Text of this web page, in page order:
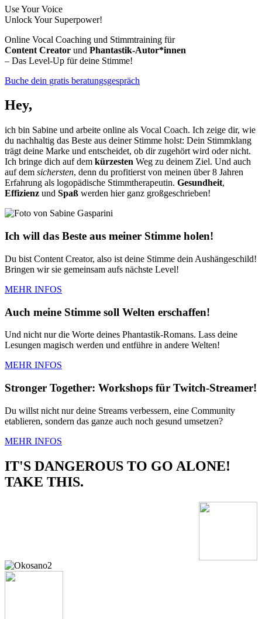
Use Your Voice
Unlock Your Superpower!
Online Vocal Coaching und Stimmtraining für
Content Creator und Phantastik-Autor*innen
– Das Level-Up für deine Stimme!
Buche dein gratis beratungsgespräch
Hey,
ich bin Sabine und arbeite online als Vocal Coach. Ich zeige dir, wie
du nachhaltig das Beste aus deiner Stimme holst: Dein Stimmklang
trägt deine Marke und entscheidet, ob dir zugehört wird oder nicht.
Ich bringe dich auf dem kürzesten Weg zu deinem Ziel. Und auch
auf dem sichersten, denn du profitierst von meinen über 8 Jahren
Erfahrung als logopädische Stimmtherapeutin. Gesundheit,
Effizienz und Spaß werden hier ganz großgeschrieben!
Ich will das Beste aus meiner Stimme holen!
Du bist Content Creator, also ist deine Stimme dein Aushängeschild!
Bringen wir sie gemeinsam aufs nächste Level!
MEHR INFOS
Auch meine Stimme soll Welten erschaffen!
Und nicht nur die Worte deines Phantastik-Romans. Lass deine
Lesungen magisch werden und entführe in andere Welten!
MEHR INFOS
Stronger Together: Workshops für Twitch-Streamer!
Du willst nicht nur deine Streams verbessern, eine Community
etablieren, sondern das ganze auch noch gesund umsetzen?
MEHR INFOS
IT'S DANGEROUS TO GO ALONE!
TAKE THIS​.